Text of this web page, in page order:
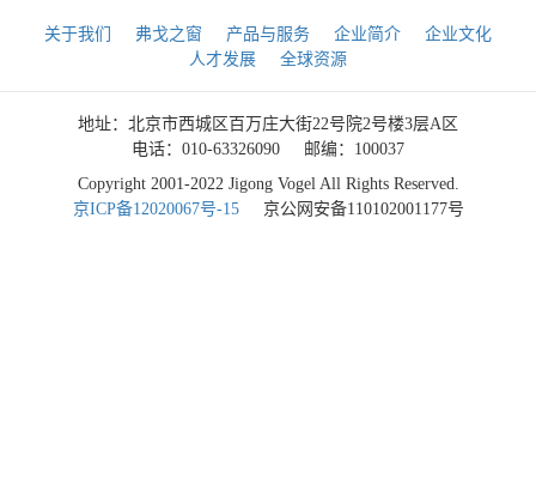
关于我们 弗戈之窗 产品与服务 企业简介
企业文化
人才发展
全球资源
地址：北京市西城区百万庄大街22号院2号楼3层A区
电话：010-63326090
邮编：100037
Copyright 2001-2022 Jigong Vogel All Rights Reserved.
京ICP备12020067号-15
京公网安备110102001177号